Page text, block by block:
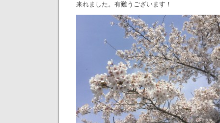
来れました。有難うございます！